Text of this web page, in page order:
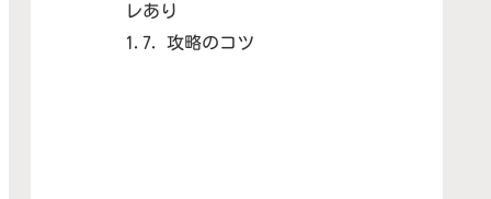
レあり
攻略のコツ